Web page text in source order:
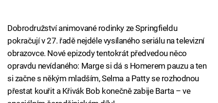
Sledujte nás
Dobrodružství animované rodinky ze Springfieldu
pokračují v 27. řadě nejdéle vysílaného seriálu na televizní
obrazovce. Nové epizody tentokrát předvedou něco
opravdu nevídaného: Marge si dá s Homerem pauzu a ten
si začne s někým mladším, Selma a Patty se rozhodnou
přestat kouřit a Křivák Bob konečně zabije Barta – ve